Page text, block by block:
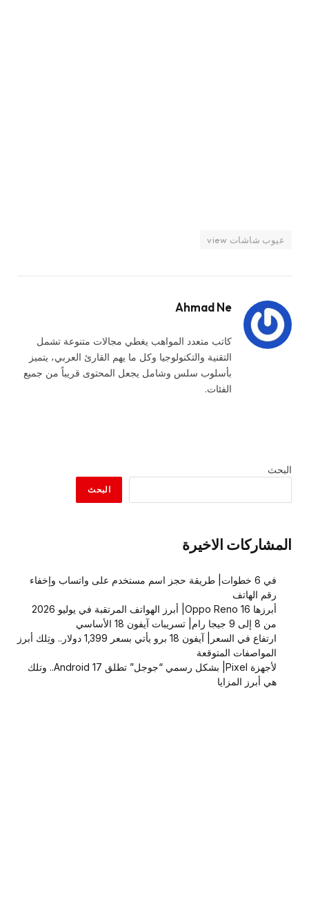
عيوب شاشات view
Ahmad Ne
كاتب متعدد المواهب يغطي مجالات متنوعة تشمل
التقنية والتكنولوجيا وكل ما يهم القارئ العربي، يتميز
بأسلوب سلس وشامل يجعل المحتوى قريباً من جميع
الفئات.
البحث
البحث
المشاركات الاخيرة
في 6 خطوات| طريقة حجز اسم مستخدم على واتساب وإخفاء
رقم الهاتف
أبرزها Oppo Reno 16| أبرز الهواتف المرتقبة في يوليو 2026
من 8 إلى 9 جيجا رام| تسريبات آيفون 18 الأساسي
ارتفاع في السعر| آيفون 18 برو يأتي بسعر 1,399 دولار.. وتِلك أبرز
المواصفات المتوقعة
لأجهزة Pixel| بشكل رسمي “جوجل” تطلق Android 17.. وتلك
هي أبرز المزايا